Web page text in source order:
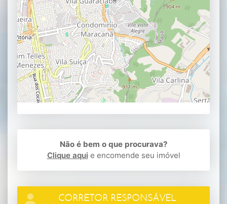
Não é bem o que procurava?
Clique aqui e encomende seu imóvel
CORRETOR RESPONSÁVEL